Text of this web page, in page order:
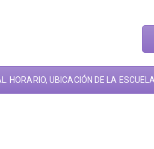
HORARIO, UBICACIÓN DE LA